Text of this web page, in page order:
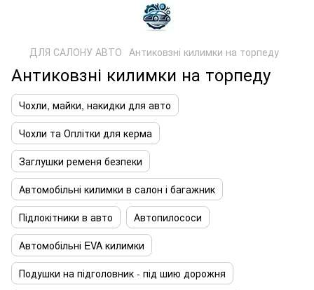
ДЛЯ САЛОНУ АВТО Антиковзні килимки на торпеду
Антиковзні килимки на торпеду
Чохли, майки, накидки для авто
Чохли та Оплітки для керма
Заглушки ременя безпеки
Автомобільні килимки в салон і багажник
Підлокітники в авто
Автопилососи
Автомобільні EVA килимки
Подушки на підголовник - під шию дорожня